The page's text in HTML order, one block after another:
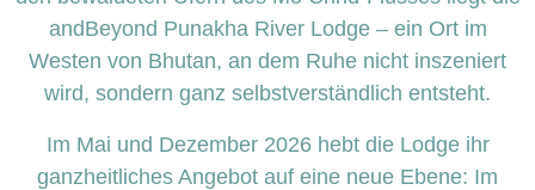
andBeyond Punakha River Lodge – ein Ort im
Westen von Bhutan, an dem Ruhe nicht inszeniert
wird, sondern ganz selbstverständlich entsteht.
Im Mai und Dezember 2026 hebt die Lodge ihr
ganzheitliches Angebot auf eine neue Ebene: Im